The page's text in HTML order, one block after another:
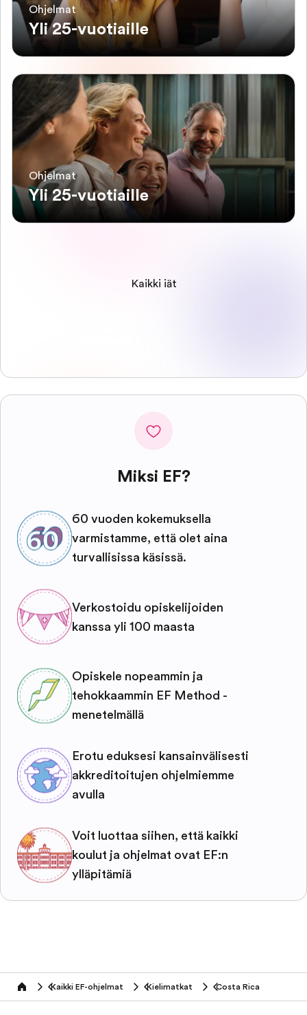
Ohjelmat
Yli 25-vuotiaille
Ohjelmat
Yli 25-vuotiaille
Kaikki iät
Miksi EF?
60 vuoden kokemuksella
varmistamme, että olet aina
turvallisissa käsissä.
Verkostoidu opiskelijoiden
kanssa yli 100 maasta
Opiskele nopeammin ja
tehokkaammin EF Method -
menetelmällä
Erotu eduksesi kansainvälisesti
akkreditoitujen ohjelmiemme
avulla
Voit luottaa siihen, että kaikki
koulut ja ohjelmat ovat EF:n
ylläpitämiä
home Kaikki EF-ohjelmat Kielimatkat Costa Rica